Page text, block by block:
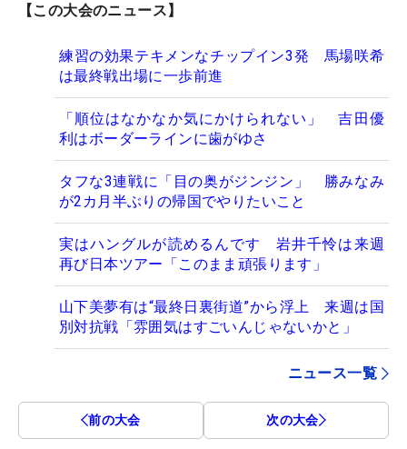
【この大会のニュース】
練習の効果テキメンなチップイン3発 馬場咲希
は最終戦出場に一歩前進
「順位はなかなか気にかけられない」 吉田優
利はボーダーラインに歯がゆさ
タフな3連戦に「目の奥がジンジン」 勝みなみ
が2カ月半ぶりの帰国でやりたいこと
実はハングルが読めるんです 岩井千怜は来週
再び日本ツアー「このまま頑張ります」
山下美夢有は“最終日裏街道”から浮上 来週は国
別対抗戦「雰囲気はすごいんじゃないかと」
ニュース一覧
前の大会 次の大会